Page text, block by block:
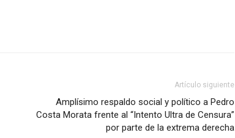
Artículo siguiente
Amplísimo respaldo social y político a Pedro
Costa Morata frente al “Intento Ultra de Censura”
por parte de la extrema derecha